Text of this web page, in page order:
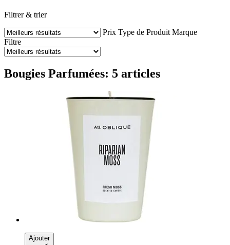
Filtrer & trier
Prix Type de Produit Marque
Filtre
Bougies Parfumées: 5 articles
Ajouter